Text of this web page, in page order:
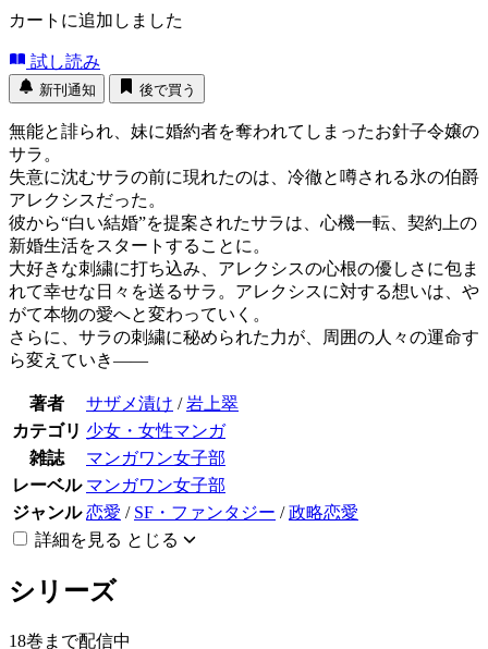
カートに追加しました
試し読み
新刊通知 後で買う
無能と誹られ、妹に婚約者を奪われてしまったお針子令嬢の
サラ。
失意に沈むサラの前に現れたのは、冷徹と噂される氷の伯爵
アレクシスだった。
彼から“白い結婚”を提案されたサラは、心機一転、契約上の
新婚生活をスタートすることに。
大好きな刺繍に打ち込み、アレクシスの心根の優しさに包ま
れて幸せな日々を送るサラ。アレクシスに対する想いは、や
がて本物の愛へと変わっていく。
さらに、サラの刺繍に秘められた力が、周囲の人々の運命す
ら変えていき――
著者 サザメ漬け /岩上翠
カテゴリ 少女・女性マンガ
雑誌
マンガワン女子部
レーベル マンガワン女子部
ジャンル 恋愛 / SF・ファンタジー /政略恋愛
詳細を見る とじる
シリーズ
18巻まで配信中